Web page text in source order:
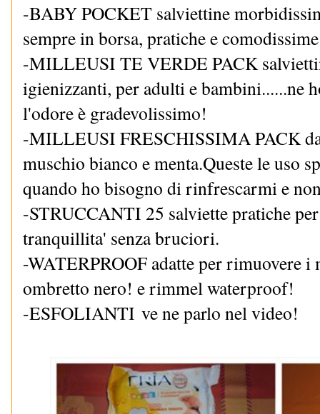
-BABY POCKET salviettine
sempre in borsa, pratiche e
-MILLEUSI TE VERDE PACK
igienizzanti, per adulti e bambini......ne
l'odore è gradevolissimo!
-MILLEUSI FRESCHISSIMA PACK
muschio bianco e menta.Queste le uso
quando ho bisogno di rinfrescarmi e
-STRUCCANTI 25 salviette pratiche
tranquillita' senza bruciori.
-WATERPROOF adatte per rimuovere
ombretto nero! e rimmel waterproof!
-ESFOLIANTI ve ne parlo nel video!